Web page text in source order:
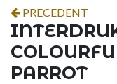
PRECEDENT
PARROT